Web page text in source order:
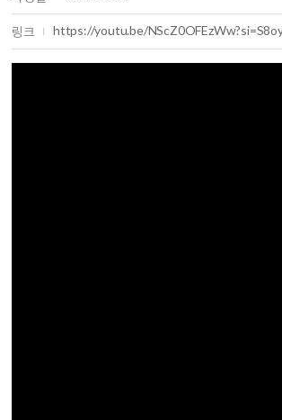
링크 https://youtu.be/